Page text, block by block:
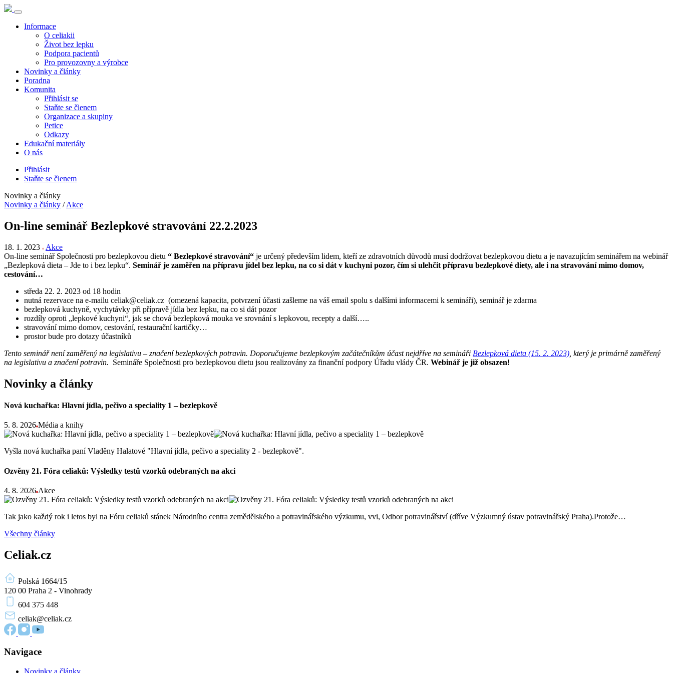
Informace
O celiakii
Život bez lepku
Podpora pacientů
Pro provozovny a výrobce
Novinky a články
Poradna
Komunita
Přihlásit se
Staňte se členem
Organizace a skupiny
Petice
Odkazy
Edukační materiály
O nás
Přihlásit
Staňte se členem
Novinky a články
Novinky a články / Akce
On-line seminář Bezlepkové stravování 22.2.2023
18. 1. 2023
Akce
On-line seminář Společnosti pro bezlepkovou dietu “ Bezlepkové stravování“ je určený především lidem, kteří ze zdravotních důvodů musí dodržovat bezlepkovou dietu a je navazujícím seminářem na webinář
„Bezlepková dieta – Jde to i bez lepku“. Seminář je zaměřen na přípravu jídel bez lepku, na co si dát v kuchyni pozor, čím si ulehčit přípravu bezlepkové diety, ale i na stravování mimo domov,
cestování…
středa 22. 2. 2023 od 18 hodin
nutná rezervace na e-mailu celiak@celiak.cz (omezená kapacita, potvrzení účasti zašleme na váš email spolu s dalšími informacemi k semináři), seminář je zdarma
bezlepková kuchyně, vychytávky při přípravě jídla bez lepku, na co si dát pozor
rozdíly oproti „lepkové kuchyni“, jak se chová bezlepková mouka ve srovnání s lepkovou, recepty a další…..
stravování mimo domov, cestování, restaurační kartičky…
prostor bude pro dotazy účastníků
Tento seminář není zaměřený na legislativu – značení bezlepkových potravin. Doporučujeme bezlepkovým začátečníkům účast nejdříve na semináři Bezlepková dieta (15. 2. 2023) , který je primárně zaměřený
na legislativu a značení potravin. Semináře Společnosti pro bezlepkovou dietu jsou realizovány za finanční podpory Úřadu vlády ČR. Webinář je již obsazen!
Novinky a články
Nová kuchařka: Hlavní jídla, pečivo a speciality 1 – bezlepkově
5. 8. 2026 Média a knihy
Vyšla nová kuchařka paní Vladěny Halatové "Hlavní jídla, pečivo a speciality 2 - bezlepkově".
Ozvěny 21. Fóra celiaků: Výsledky testů vzorků odebraných na akci
4. 8. 2026 Akce
Tak jako každý rok i letos byl na Fóru celiaků stánek Národního centra zemědělského a potravinářského výzkumu, vvi, Odbor potravinářství (dříve Výzkumný ústav potravinářský Praha).Protože…
Všechny články
Celiak.cz
Polská 1664/15
120 00 Praha 2 - Vinohrady
604 375 448
celiak@celiak.cz
Navigace
Novinky a články